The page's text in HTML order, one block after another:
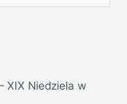
XIX Niedziela w